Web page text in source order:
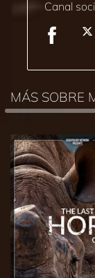
Canal
MÁS SOBRE